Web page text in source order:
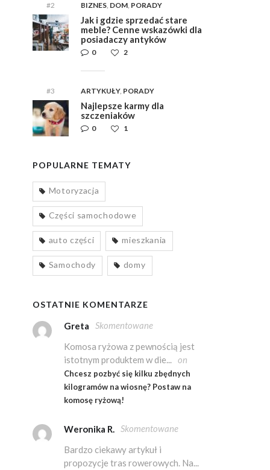
#2 BIZNES, DOM, PORADY
Jak i gdzie sprzedać stare
meble? Cenne wskazówki dla
posiadaczy antyków
2
0
#3 ARTYKUŁY, PORADY
Najlepsze karmy dla
szczeniaków
1
0
POPULARNE TEMATY
Motoryzacja
Części samochodowe
auto części mieszkania
Samochody domy
OSTATNIE KOMENTARZE
Greta
Skomentowane
Komosa ryżowa z pewnością jest
istotnym produktem w die... on
Chcesz pozbyć się kilku zbędnych
kilogramów na wiosnę? Postaw na
komosę ryżową!
Weronika R. Skomentowane
Bardzo ciekawy artykuł i
propozycje tras rowerowych. Na...